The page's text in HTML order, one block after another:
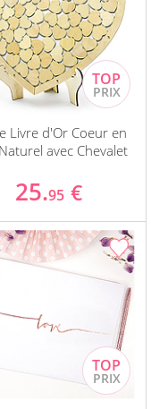
Livre d'Or Coeur en
avec Chevalet
25.95 €